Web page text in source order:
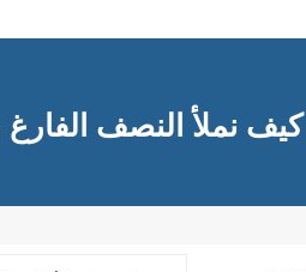
كيف نملأ النصف